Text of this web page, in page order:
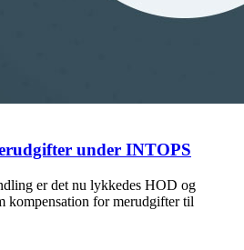
under INTOPS
er det nu lykkedes HOD og
kompensation for merudgifter til